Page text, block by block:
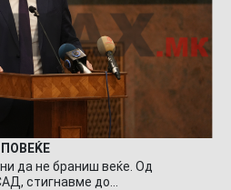
ПОВЕЌЕ
да не браниш веќе. Од
стигнавме до…